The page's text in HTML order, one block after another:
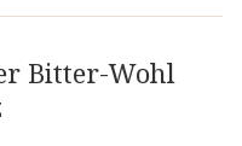
Bitter-Wohl